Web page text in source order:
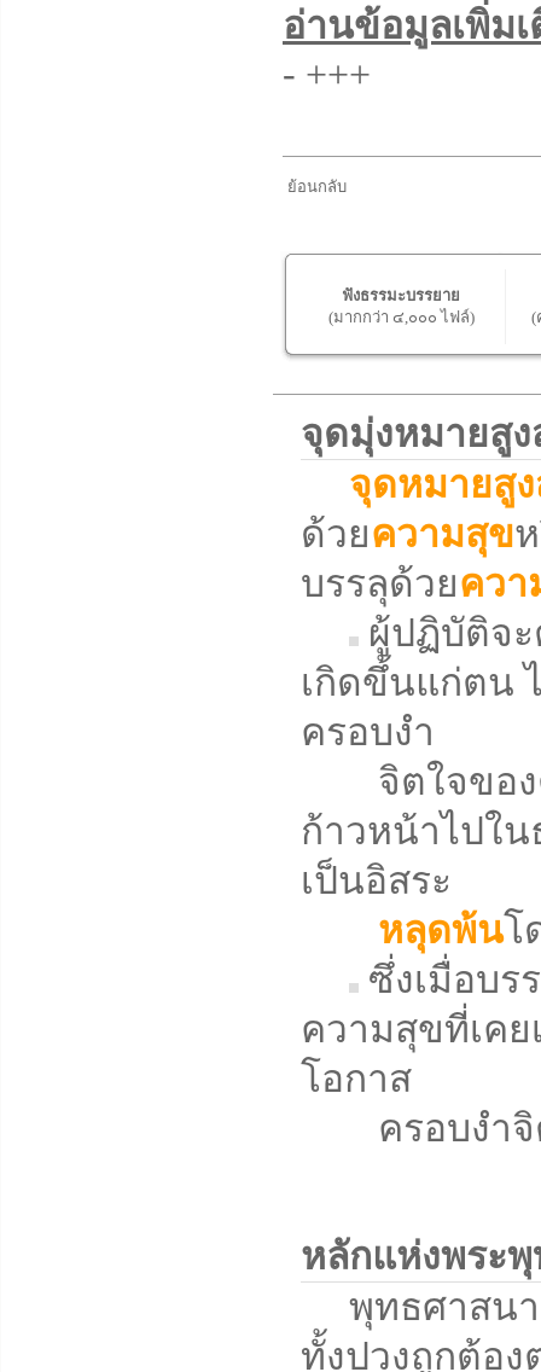
อ่านข้อมูลเพิ่ม
- +++
ย้อนกลับ
ฟังธรรมะบรรยาย
(มากกว่า ๔,๐๐๐ ไฟล์)
(
จุดมุ่งหมายสู
จุดหมายสู
ด้วยความสุข
บรรลุด้วยคว
ผู้ปฏิบัติจะ
เกิดขึ้นแก่ตน
ครอบงำ
จิตใจของ
ก้าวหน้าไปใน
เป็นอิสระ
หลุดพ้นโ
ซึ่งเมื่อบร
ความสุขที่เค
โอกาส
ครอบงำจิต
หลักแห่งพระ
พุทธศาสนา
ทั้งปวงถูกต้อง